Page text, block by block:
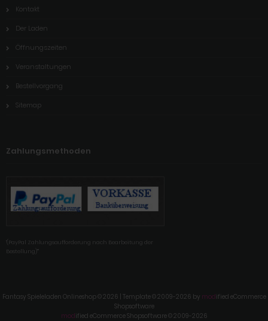
Kontakt
Der Laden
Öffnungszeiten
Veranstaltungen
Bestellvorgang
Sitemap
Zahlungsmethoden
'(PayPal Zahlungsaufforderung nach Bearbeitung der
Bestellung)'"
Fantasy Spieleladen Onlineshop © 2026 | Template © 2009-2026 by modified eCommerce
Shopsoftware
modified eCommerce Shopsoftware © 2009-2026